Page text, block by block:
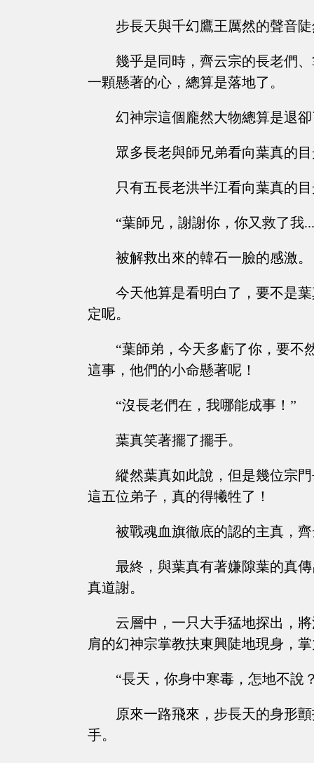
步長天與千幻鷹王厲然的聲音
幾乎是同時，齊云宗的長老們
一顆懸著的心，總算是落地了。
幻神宗這個龐然大物總算是退
眾多長老與師兄弟看向葉真的
只有五長老洪半江看向葉真的
“葉師兄，謝謝你，你又救了我
被解救出來的韓石一臉的感激。
今天他算是看明白了，要不是
定呢。
“葉師弟，今天多虧了你，要不
這事，他們的小命懸著呢！
“沒長老們在，我哪能成事！”
葉真笑著擺了擺手。
縱然葉真如此說，但是幾位宗
這五位弟子，真的得犧牲了！
被戰魂血旗徹底的認的主真，
最終，與葉真有著嫌隙葉的真
真道謝。
云層中，一只大手猛地探出，
肩的幻神宗掌教扶東興陡地現身，
“長天，你身中寒毒，怎地不說
原來一路飛來，步長天的身形
手。